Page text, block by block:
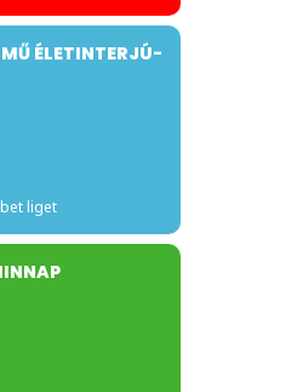
ÉLETINTERJÚ-
liget